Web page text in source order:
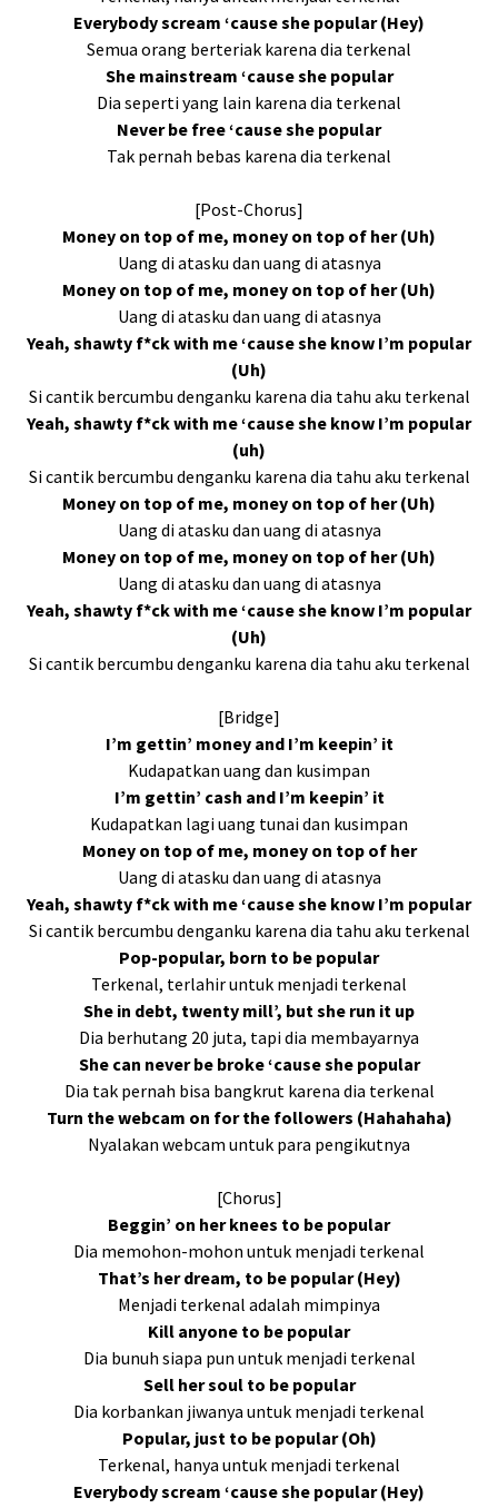
Everybody scream ‘cause she popular (Hey)
Semua orang berteriak karena dia terkenal
She mainstream ‘cause she popular
Dia seperti yang lain karena dia terkenal
Never be free ‘cause she popular
Tak pernah bebas karena dia terkenal
[Post-Chorus]
Money on top of me, money on top of her (Uh)
Uang di atasku dan uang di atasnya
Money on top of me, money on top of her (Uh)
Uang di atasku dan uang di atasnya
Yeah, shawty f*ck with me ‘cause she know I’m popular
(Uh)
Si cantik bercumbu denganku karena dia tahu aku terkenal
Yeah, shawty f*ck with me ‘cause she know I’m popular
(uh)
Si cantik bercumbu denganku karena dia tahu aku terkenal
Money on top of me, money on top of her (Uh)
Uang di atasku dan uang di atasnya
Money on top of me, money on top of her (Uh)
Uang di atasku dan uang di atasnya
Yeah, shawty f*ck with me ‘cause she know I’m popular
(Uh)
Si cantik bercumbu denganku karena dia tahu aku terkenal
[Bridge]
I’m gettin’ money and I’m keepin’ it
Kudapatkan uang dan kusimpan
I’m gettin’ cash and I’m keepin’ it
Kudapatkan lagi uang tunai dan kusimpan
Money on top of me, money on top of her
Uang di atasku dan uang di atasnya
Yeah, shawty f*ck with me ‘cause she know I’m popular
Si cantik bercumbu denganku karena dia tahu aku terkenal
Pop-popular, born to be popular
Terkenal, terlahir untuk menjadi terkenal
She in debt, twenty mill’, but she run it up
Dia berhutang 20 juta, tapi dia membayarnya
She can never be broke ‘cause she popular
Dia tak pernah bisa bangkrut karena dia terkenal
Turn the webcam on for the followers (Hahahaha)
Nyalakan webcam untuk para pengikutnya
[Chorus]
Beggin’ on her knees to be popular
Dia memohon-mohon untuk menjadi terkenal
That’s her dream, to be popular (Hey)
Menjadi terkenal adalah mimpinya
Kill anyone to be popular
Dia bunuh siapa pun untuk menjadi terkenal
Sell her soul to be popular
Dia korbankan jiwanya untuk menjadi terkenal
Popular, just to be popular (Oh)
Terkenal, hanya untuk menjadi terkenal
Everybody scream ‘cause she popular (Hey)